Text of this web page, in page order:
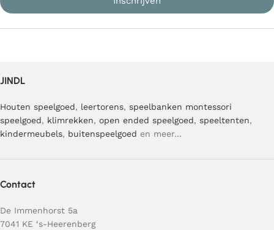
JINDL
Houten speelgoed, leertorens, speelbanken montessori
speelgoed, klimrekken, open ended speelgoed, speeltenten,
kindermeubels, buitenspeelgoed en meer…
Contact
De Immenhorst 5a
7041 KE ‘s-Heerenberg